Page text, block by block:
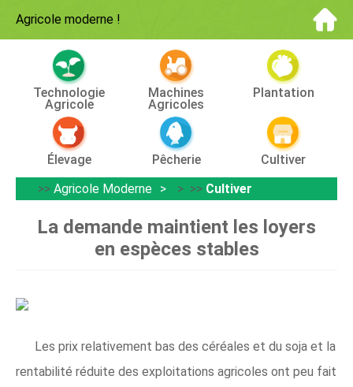
Agricole moderne !
Technologie
Agricole
Machines
Agricoles
Plantation
Élevage Pêcherie
Cultiver
>> Agricole Moderne > >> Cultiver
La demande maintient les loyers
en espèces stables
Les prix relativement bas des céréales et du soja et la
rentabilité réduite des exploitations agricoles ont peu fait